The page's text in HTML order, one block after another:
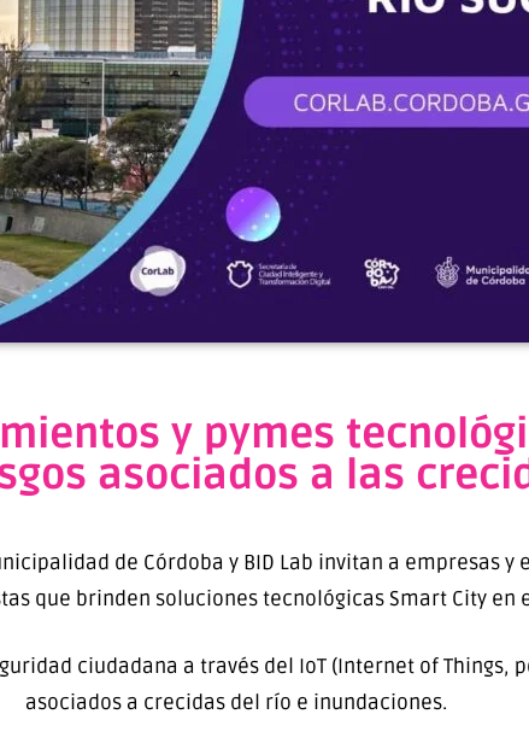
y pymes
asociados a las
de Córdoba y BID Lab invitan a empresas
que brinden soluciones tecnológicas Smart City en
ciudadana a través del IoT (Internet of Things,
asociados a crecidas del río e inundaciones.